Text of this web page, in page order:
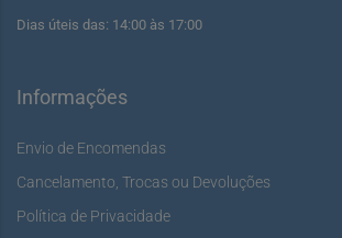
Dias úteis das: 14:00 às 17:00
Informações
Envio de Encomendas
Cancelamento, Trocas ou Devoluções
Política de Privacidade